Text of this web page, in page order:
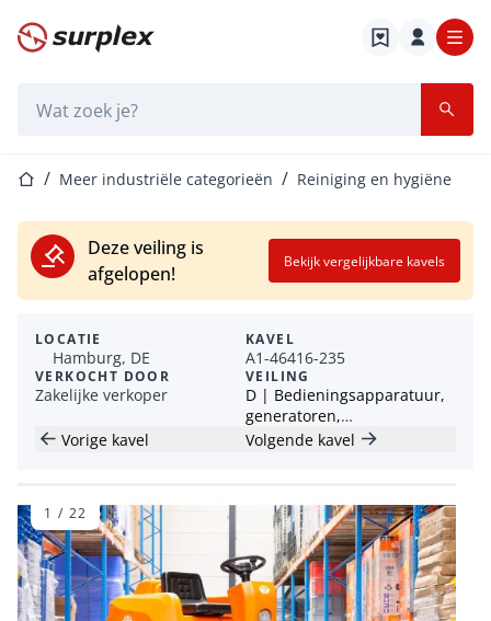
Startpagina
StartpaginaMeer industriële categorieën Reiniging en hygiëne
Deze veiling is
afgelopen!
Bekijk vergelijkbare kavels
LOCATIE
Hamburg, DE
VERKOCHT DOOR
Zakelijke verkoper
KAVEL
A1-46416-235
VEILING
D | Bedieningsapparatuur,
generatoren,
machinegereedschappen en
Vorige kavel Volgende kavel
1 / 22